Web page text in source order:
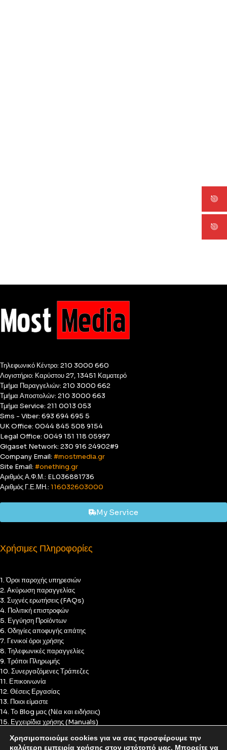
Τηλεφωνικό Κέντρο: 210 3000 660
Λογιστήριο: Καρύστου 27, 13451 Καματερό
Τμήμα Παραγγελιών: 210 3000 662
Τμήμα Αποστολών: 210 3000 663
Τμήμα Service: 211 0013 053
Sms - Viber: 693 694 695 5
UK Office: 0044 845 508 9154
Legal Office: 0049 151 118 05997
Gigaset Network: 230 916 24902#9
Company Email: #mostmedia.gr
Site Email: #onething.gr
Αριθμός Α.Φ.Μ.: EL036881736
Αριθμός Γ.Ε.ΜΗ.: 116032603000
My Service
Χρήσιμες Πληροφορίες
1. Όροι παροχής υπηρεσιών
2. Ακύρωση παραγγελίας
3. Συχνές ερωτήσεις (FAQs)
4. Πολιτική επιστροφών
5. Εγγύηση Προϊόντων
6. Οδηγίες αποφυγής απάτης
7. Γενικοί όροι χρήσης
8. Τηλεφωνικές παραγγελίες
9. Τρόποι Πληρωμής
10. Συνεργαζόμενες Τράπεζες
11. Επικοινωνία
12. Θέσεις Εργασίας
13. Ποιοι είμαστε
14. Το Blog μας (Νέα και ειδήσεις)
15. Εγχειρίδια χρήσης (Manuals)
17. Πολιτική Cookies
Χρησιμοποιούμε cookies για να σας προσφέρουμε την
καλύτερη εμπειρία χρήσης στον ιστότοπό μας. Μπορείτε να